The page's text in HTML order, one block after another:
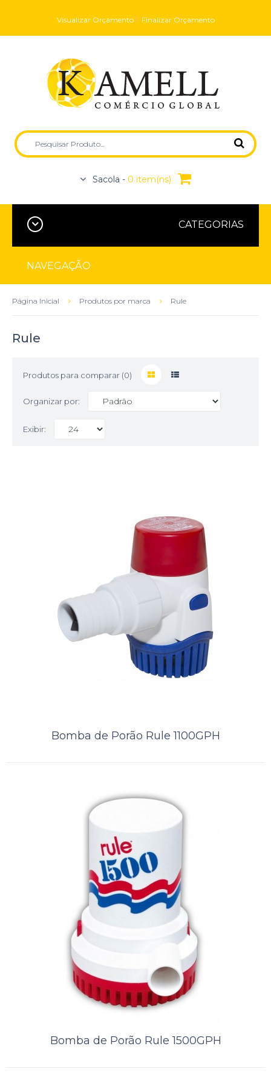
Visualizar Orçamento Finalizar Orçamento
Sacola - 0 item(ns)
CATEGORIAS
NAVEGAÇÃO
Página Inicial Produtos por marca Rule
Rule
Produtos para comparar (0)
Organizar por:
Exibir:
Bomba de Porão Rule 1100GPH
Comparar
Lista de Desejos
Bomba de Porão Rule 1100GPH
Bomba de Porão Rule 1500GPH